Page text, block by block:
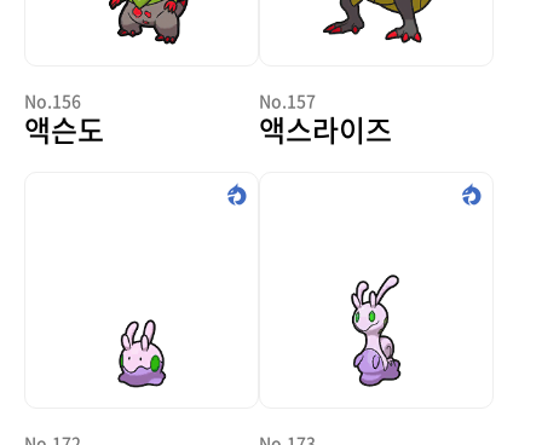
No.156
액슨도
No.157
액스라이즈